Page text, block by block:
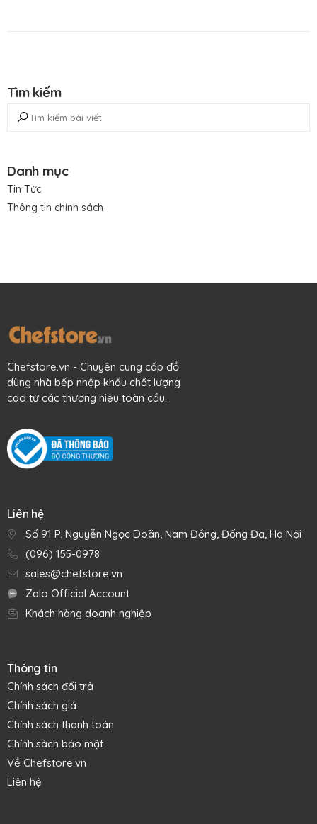
Tìm kiếm
Danh mục
Tin Tức
Thông tin chính sách
Chefstore.vn - Chuyên cung cấp đồ
dùng nhà bếp nhập khẩu chất lượng
cao từ các thương hiệu toàn cầu.
Liên hệ
Số 91 P. Nguyễn Ngọc Doãn, Nam Đồng, Đống Đa, Hà Nội
(096) 155-0978
sales@chefstore.vn
Zalo Official Account
Khách hàng doanh nghiệp
Thông tin
Chính sách đổi trả
Chính sách giá
Chính sách thanh toán
Chính sách bảo mật
Về Chefstore.vn
Liên hệ